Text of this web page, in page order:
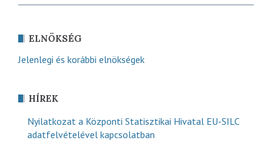
ELNÖKSÉG
Jelenlegi és korábbi elnökségek
HÍREK
Nyilatkozat a Központi Statisztikai Hivatal EU-SILC
adatfelvételével kapcsolatban